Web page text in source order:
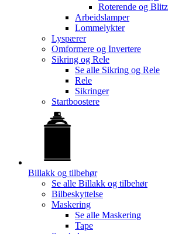
Roterende og Blitz
Arbeidslamper
Lommelykter
Lyspærer
Omformere og Invertere
Sikring og Rele
Se alle Sikring og Rele
Rele
Sikringer
Startboostere
Billakk og tilbehør
Se alle Billakk og tilbehør
Bilbeskyttelse
Maskering
Se alle Maskering
Tape